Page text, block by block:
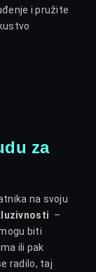
i pružite
za
na svoju
–
biti
ili pak
radilo, taj